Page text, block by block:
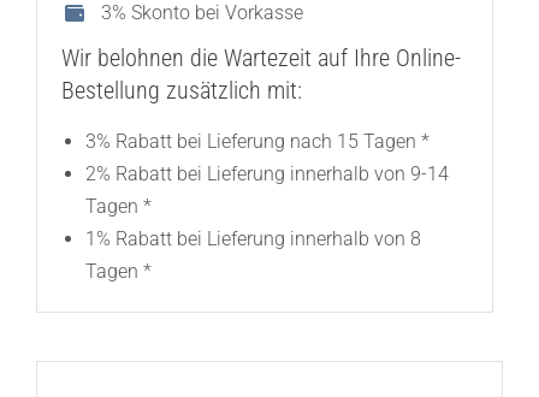
3% Skonto bei Vorkasse
Wir belohnen die Wartezeit auf Ihre Online-
Bestellung zusätzlich mit:
3% Rabatt bei Lieferung nach 15 Tagen *
2% Rabatt bei Lieferung innerhalb von 9-14
Tagen *
1% Rabatt bei Lieferung innerhalb von 8
Tagen *